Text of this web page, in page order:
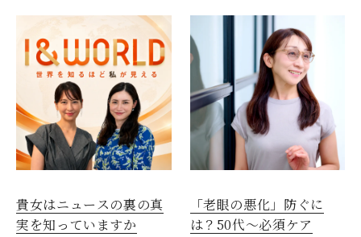
貴女はニュースの裏の真
実を知っていますか
「老眼の悪化」防ぐに
は？50代～必須ケア